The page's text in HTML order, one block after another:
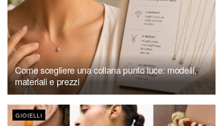
Come scegliere una collana punto luce: modelli,
materiali e prezzi
GIOIELLI